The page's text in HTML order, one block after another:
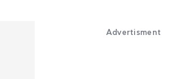
Advertisment